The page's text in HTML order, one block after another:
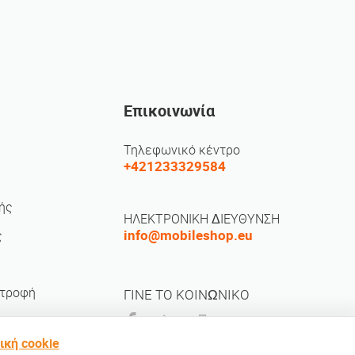
Επικοινωνία
Τηλεφωνικό κέντρο
+421233329584
ΗΛΕΚΤΡΟΝΙΚΗ ΔΙΕΥΘΥΝΣΗ
info@mobileshop.eu
ΓΙΝΕ ΤΟ ΚΟΙΝΩΝΙΚΟ
cookie